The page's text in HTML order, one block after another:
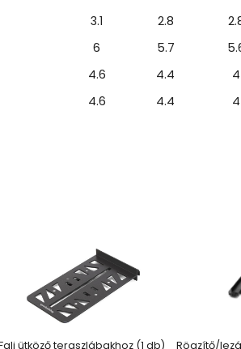
3.1 2.8
6 5.7
4.6 4.4 4
4.6 4.4 4
ütköző teraszlábakhoz (1 db)
Rögzítő/